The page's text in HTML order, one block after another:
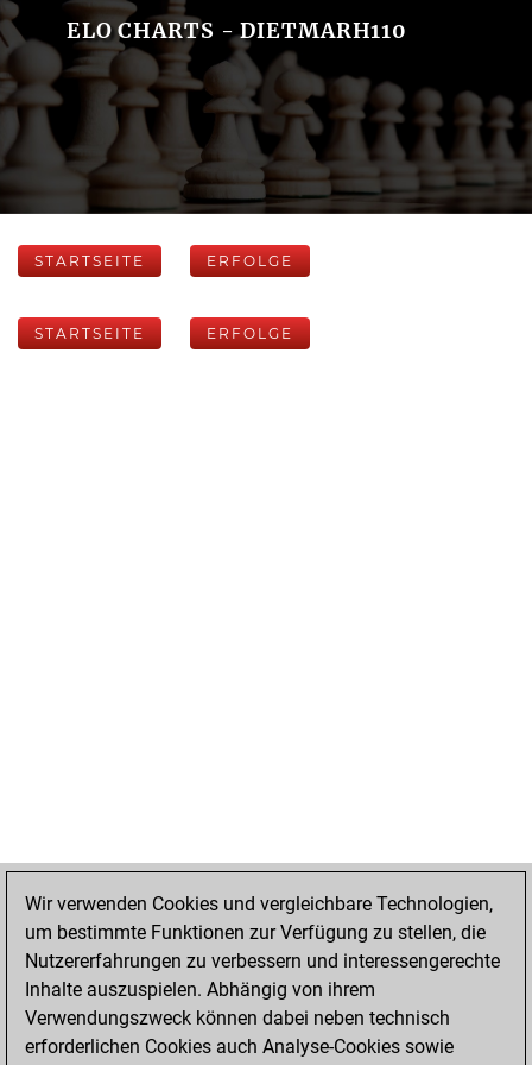
ELO CHARTS - DIETMARH110
STARTSEITE ERFOLGE
STARTSEITE ERFOLGE
Wir verwenden Cookies und vergleichbare Technologien,
um bestimmte Funktionen zur Verfügung zu stellen, die
Nutzererfahrungen zu verbessern und interessengerechte
Inhalte auszuspielen. Abhängig von ihrem
Verwendungszweck können dabei neben technisch
erforderlichen Cookies auch Analyse-Cookies sowie